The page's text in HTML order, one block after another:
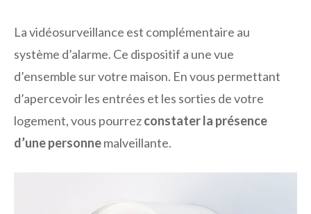
La vidéosurveillance est complémentaire au
système d’alarme. Ce dispositif a une vue
d’ensemble sur votre maison. En vous permettant
d’apercevoir les entrées et les sorties de votre
logement, vous pourrezconstater la présence
d’une personnemalveillante.